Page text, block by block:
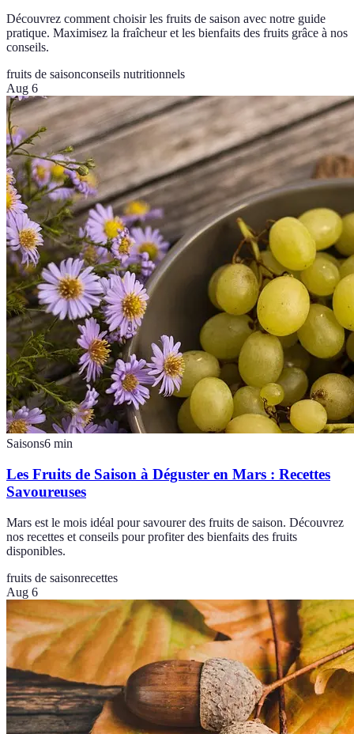
Découvrez comment choisir les fruits de saison avec notre guide
pratique. Maximisez la fraîcheur et les bienfaits des fruits grâce à nos
conseils.
fruits de saisonconseils nutritionnels
Aug 6
Saisons6 min
Les Fruits de Saison à Déguster en Mars : Recettes
Savoureuses
Mars est le mois idéal pour savourer des fruits de saison. Découvrez
nos recettes et conseils pour profiter des bienfaits des fruits
disponibles.
fruits de saisonrecettes
Aug 6